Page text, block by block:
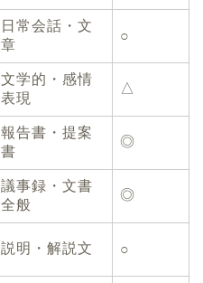
日常会話・文
章
○
文学的・感情
表現
△
報告書・提案
書
◎
議事録・文書
全般
◎
説明・解説文 ○